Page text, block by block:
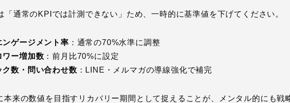
「通常のKPIでは計測できない」ため、一時的に基準値を下げてください。
ンゲージメント率 ：通常の70%水準に調整
ワー増加数 ：前月比70%に設定
ク数・問い合わせ数 ：LINE・メルマガの導線強化で補完
本来の数値を目指すリカバリー期間として捉えることが、メンタル的にも戦